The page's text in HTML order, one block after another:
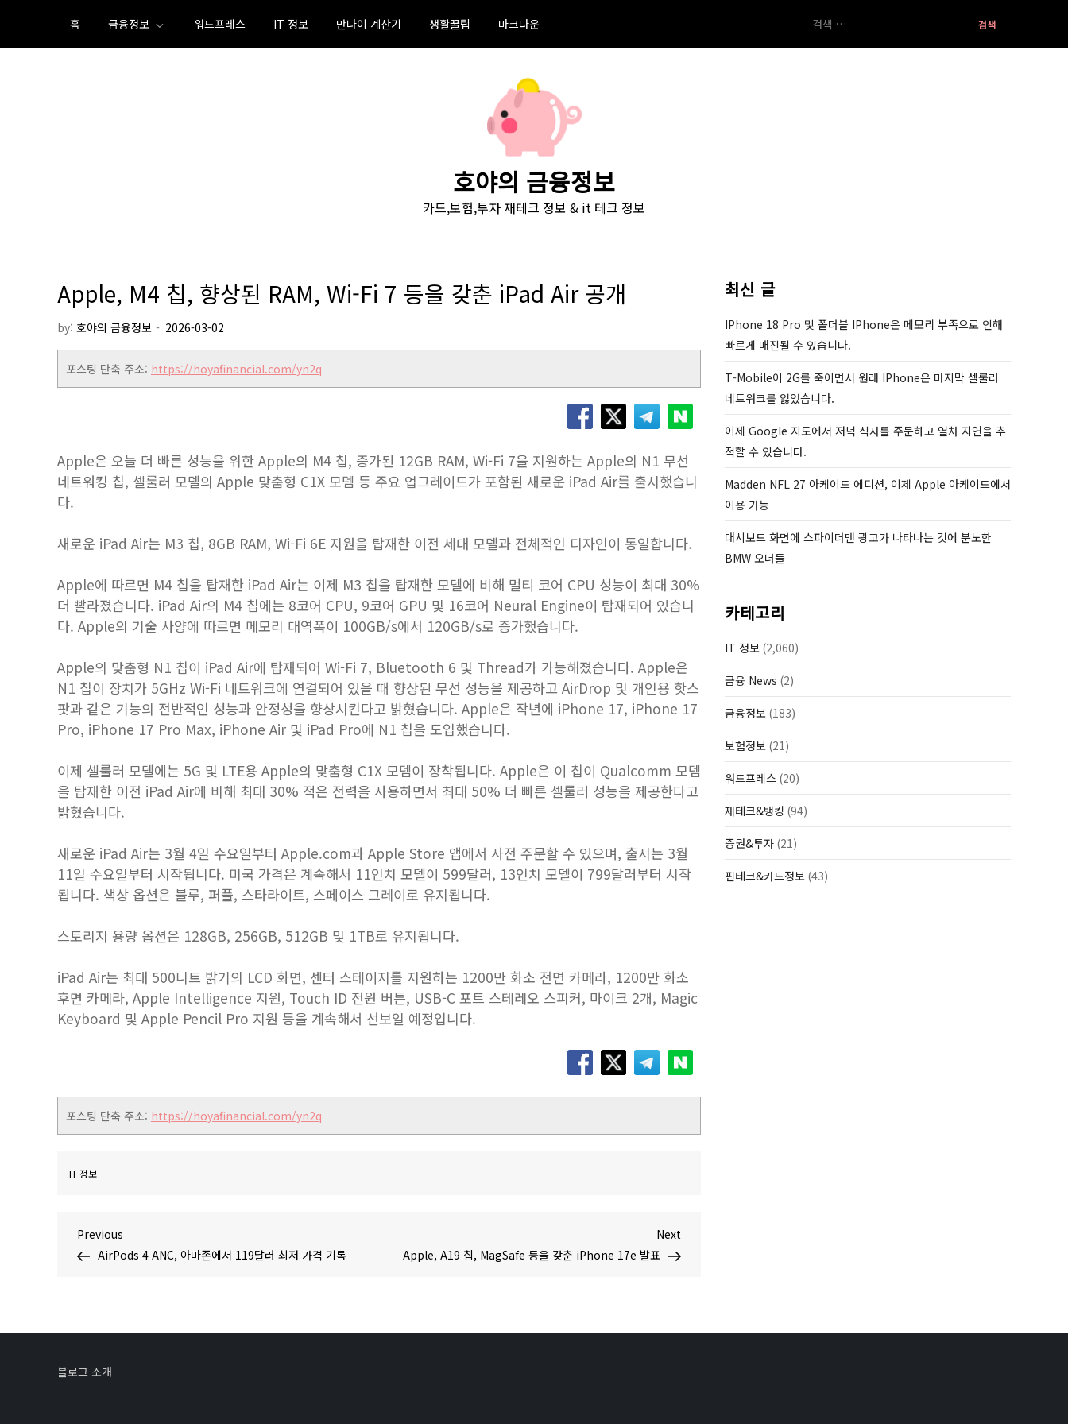
content
홈 금융정보 워드프레스 IT 정보 만나이 계산기 생활꿀팁 마크다운
색:
호야의 금융정보
카드,보험,투자 재테크 정보 & it 테크 정보
Apple, M4 칩, 향상된 RAM, Wi-Fi 7 등을 갖춘 iPad Air 공개
by: 호야의 금융정보
포스팅 단축 주소: https://hoyafinancial.com/yn2q
Apple은 오늘 더 빠른 성능을 위한 Apple의 M4 칩, 증가된 12GB RAM, Wi-Fi 7을 지원하는 Apple의 N1 무선
네트워킹 칩, 셀룰러 모델의 Apple 맞춤형 C1X 모뎀 등 주요 업그레이드가 포함된 새로운 iPad Air를 출시했습니
다.
새로운 iPad Air는 M3 칩, 8GB RAM, Wi-Fi 6E 지원을 탑재한 이전 세대 모델과 전체적인 디자인이 동일합니다.
Apple에 따르면 M4 칩을 탑재한 iPad Air는 이제 M3 칩을 탑재한 모델에 비해 멀티 코어 CPU 성능이 최대 30%
더 빨라졌습니다. iPad Air의 M4 칩에는 8코어 CPU, 9코어 GPU 및 16코어 Neural Engine이 탑재되어 있습니
다. Apple의 기술 사양에 따르면 메모리 대역폭이 100GB/s에서 120GB/s로 증가했습니다.
Apple의 맞춤형 N1 칩이 iPad Air에 탑재되어 Wi-Fi 7, Bluetooth 6 및 Thread가 가능해졌습니다. Apple은
N1 칩이 장치가 5GHz Wi-Fi 네트워크에 연결되어 있을 때 향상된 무선 성능을 제공하고 AirDrop 및 개인용 핫스
팟과 같은 기능의 전반적인 성능과 안정성을 향상시킨다고 밝혔습니다. Apple은 작년에 iPhone 17, iPhone 17
Pro, iPhone 17 Pro Max, iPhone Air 및 iPad Pro에 N1 칩을 도입했습니다.
이제 셀룰러 모델에는 5G 및 LTE용 Apple의 맞춤형 C1X 모뎀이 장착됩니다. Apple은 이 칩이 Qualcomm 모뎀
을 탑재한 이전 iPad Air에 비해 최대 30% 적은 전력을 사용하면서 최대 50% 더 빠른 셀룰러 성능을 제공한다고
밝혔습니다.
새로운 iPad Air는 3월 4일 수요일부터 Apple.com과 Apple Store 앱에서 사전 주문할 수 있으며, 출시는 3월
11일 수요일부터 시작됩니다. 미국 가격은 계속해서 11인치 모델이 599달러, 13인치 모델이 799달러부터 시작
됩니다. 색상 옵션은 블루, 퍼플, 스타라이트, 스페이스 그레이로 유지됩니다.
스토리지 용량 옵션은 128GB, 256GB, 512GB 및 1TB로 유지됩니다.
iPad Air는 최대 500니트 밝기의 LCD 화면, 센터 스테이지를 지원하는 1200만 화소 전면 카메라, 1200만 화소
후면 카메라, Apple Intelligence 지원, Touch ID 전원 버튼, USB-C 포트 스테레오 스피커, 마이크 2개, Magic
Keyboard 및 Apple Pencil Pro 지원 등을 계속해서 선보일 예정입니다.
포스팅 단축 주소: https://hoyafinancial.com/yn2q
IT 정보
글
Previous
Post
Previous
AirPods 4 ANC, 아마존에서 119달러 최저 가격 기록
Post
Next
Apple, A19 칩, MagSafe 등을 갖춘 iPhone 17e 발표
최신 글
IPhone 18 Pro 및 폴더블 IPhone은 메모리 부족으로 인해
빠르게 매진될 수 있습니다.
T-Mobile이 2G를 죽이면서 원래 IPhone은 마지막 셀룰러
네트워크를 잃었습니다.
이제 Google 지도에서 저녁 식사를 주문하고 열차 지연을 추
적할 수 있습니다.
Madden NFL 27 아케이드 에디션, 이제 Apple 아케이드에서
이용 가능
대시보드 화면에 스파이더맨 광고가 나타나는 것에 분노한
BMW 오너들
카테고리
IT 정보 (2,060)
금융 News (2)
금융정보 (183)
보험정보 (21)
워드프레스 (20)
재테크&뱅킹 (94)
증권&투자 (21)
핀테크&카드정보 (43)
블로그 소개